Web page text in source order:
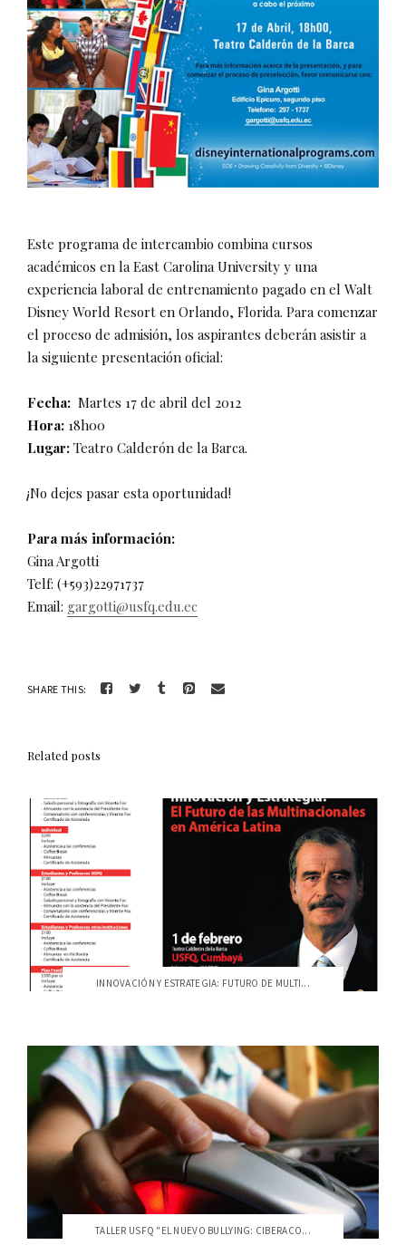
Este programa de intercambio combina cursos
académicos en la East Carolina University y una
experiencia laboral de entrenamiento pagado en el Walt
Disney World Resort en Orlando, Florida. Para comenzar
el proceso de admisión, los aspirantes deberán asistir a
la siguiente presentación oficial:
Fecha: Martes 17 de abril del 2012
Hora: 18h00
Lugar: Teatro Calderón de la Barca.
¡No dejes pasar esta oportunidad!
Para más información:
Gina Argotti
Telf: (+593)22971737
Email: gargotti@usfq.edu.ec
SHARE THIS:
Related posts
INNOVACIÓN Y ESTRATEGIA: FUTURO DE MULTI...
TALLER USFQ "EL NUEVO BULLYING: CIBERACO...